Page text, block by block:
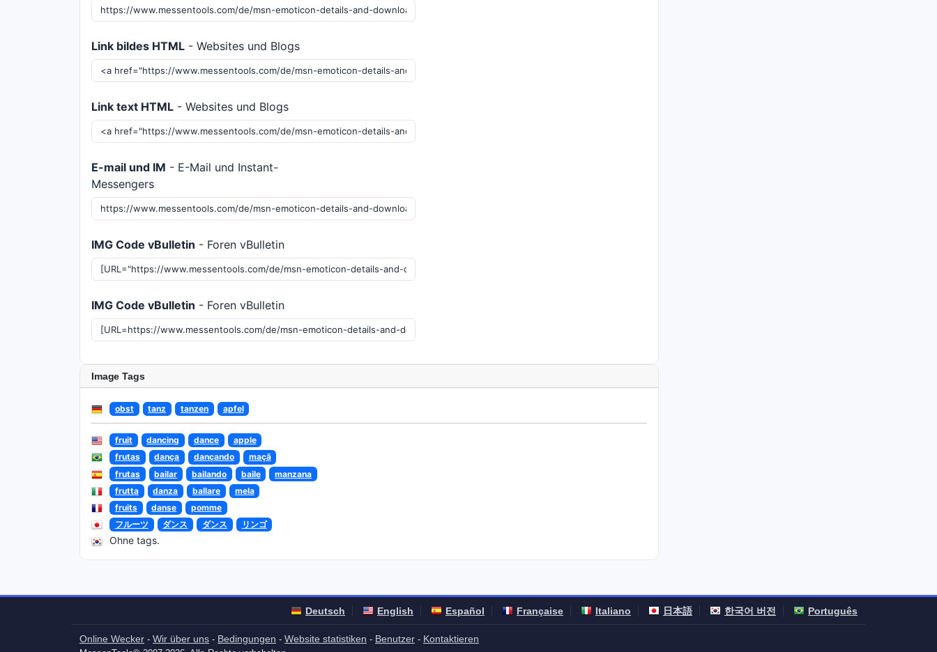
Link bildes HTML - Websites und Blogs
Link text HTML - Websites und Blogs
E-mail und IM - E-Mail und Instant-
Messengers
IMG Code vBulletin - Foren vBulletin
IMG Code vBulletin - Foren vBulletin
Image Tags
obst tanz tanzen apfel
fruit dancing dance
apple
frutas
dança dançando
maçã
frutas
bailar bailando baile
manzana
frutta
danza ballare
mela
fruits
danse
pomme
フルーツ
ダンス ダンス リンゴ
Ohne tags.
Deutsch English Español Française Italiano 日本語 한국어 버전 Português
Online Wecker - Wir über uns - Bedingungen - Website statistiken - Benutzer - Kontaktieren